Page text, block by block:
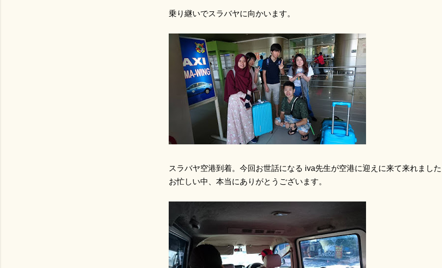
乗り継いでスラバヤに向かいます。
スラバヤ空港到着。今回お世話になる iva先生が空港に迎えに来て来れまし
お忙しい中、本当にありがとうございます。